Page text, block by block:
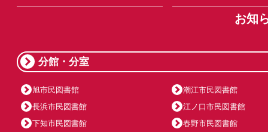
お知
分館・分室
旭市民図書館
潮江市民図書館
長浜市民図書館
江ノ口市民図書館
下知市民図書館
春野市民図書館